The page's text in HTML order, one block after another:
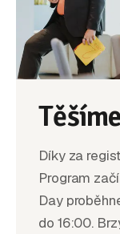
Díky za
Program
Day
do 16:00.